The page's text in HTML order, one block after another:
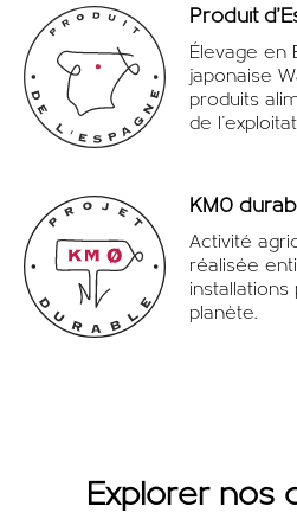
Produit
Élevage en
japonaise
produits
de
KM0
Activité
réalisée
planète.
Explorer nos